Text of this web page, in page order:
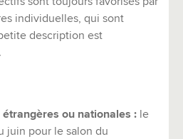
individuelles, qui sont
description est
ou nationales : le
juin pour le salon du